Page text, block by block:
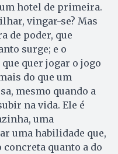
hotel de primeira.
vingar-se? Mas
de poder, que
surge; e o
quer jogar o jogo
do que um
mesmo quando a
na vida. Ele é
uma
uma habilidade que,
concreta quanto a do